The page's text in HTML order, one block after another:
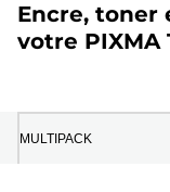
Encre, toner
votre PIXMA
MULTIPACK